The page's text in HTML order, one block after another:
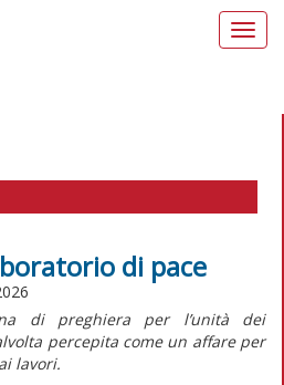
di pace
di preghiera per l’unità dei
percepita come un affare per
lavori.